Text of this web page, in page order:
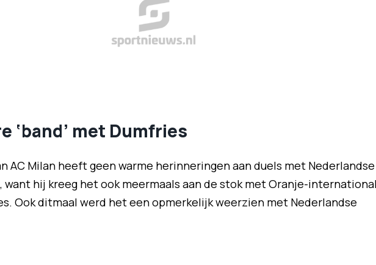
‘band’ met Dumfries
AC Milan heeft geen warme herinneringen aan duels met Nederlandse
hij kreeg het ook meermaals aan de stok met Oranje-
Ook ditmaal werd het een opmerkelijk weerzien met Nederlandse